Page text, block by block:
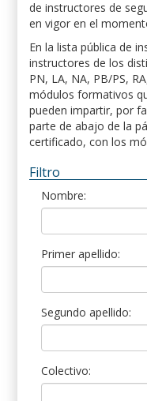
de instructores de
en vigor en el
En la lista pública de
instructores de los
PN, LA, NA, PB/PS,
módulos formativos
pueden impartir, por
parte de abajo de la
certificado, con los
Filtro
Nombre:
Primer apellido:
Segundo apellido:
Colectivo: